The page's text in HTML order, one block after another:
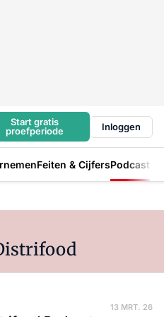
Start gratis
proefperiode
Inloggen
Feiten & CijfersPodcast
13 MRT. 26